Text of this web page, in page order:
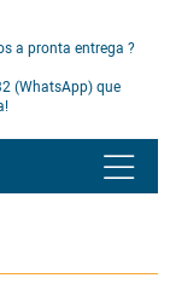
a pronta entrega ?
(WhatsApp) que